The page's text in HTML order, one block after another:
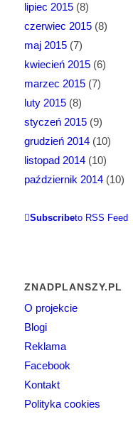
lipiec 2015(8)
czerwiec 2015(8)
maj 2015(7)
kwiecień 2015(6)
marzec 2015(7)
luty 2015(8)
styczeń 2015(9)
grudzień 2014(10)
listopad 2014(10)
październik 2014(10)
Subscribeto RSS Feed
ZNADPLANSZY.PL
O projekcie
Blogi
Reklama
Facebook
Kontakt
Polityka cookies